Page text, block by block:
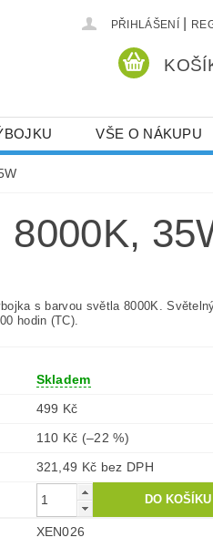
PŘIHLÁŠENÍ
VŠE O NÁKUPU
8000K,
s barvou světla 8000K.
hodin (TC).
Skladem
499 Kč
110 Kč (–22 %)
321,49 Kč bez DPH
XEN026